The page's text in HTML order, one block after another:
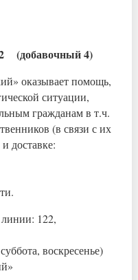
(добавочный 4)
оказывает помощь,
ситуации,
гражданам в т.ч.
(в связи с их
доставке:
122,
воскресенье)